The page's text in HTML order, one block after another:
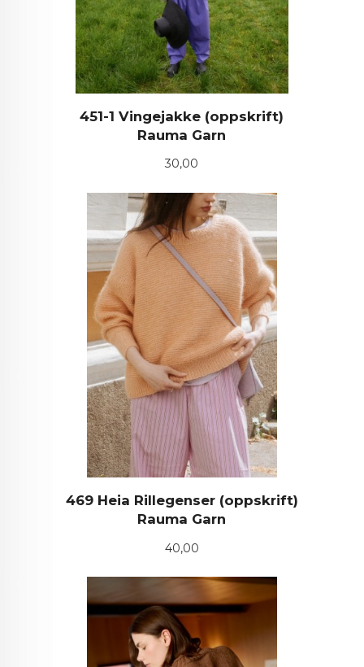
451-1 Vingejakke (oppskrift)
Rauma Garn
Pris
30,00
469 Heia Rillegenser (oppskrift)
Rauma Garn
Pris
40,00